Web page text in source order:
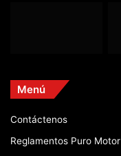
Menú
Contáctenos
Reglamentos Puro Motor